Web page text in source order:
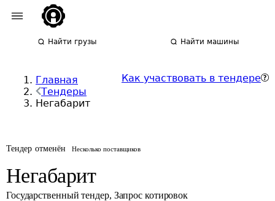
Найти грузы Найти машины
Главная
Тендеры
Негабарит
Как участвовать в тендере
Тендер отменён Несколько поставщиков
Негабарит
Государственный тендер, Запрос котировок